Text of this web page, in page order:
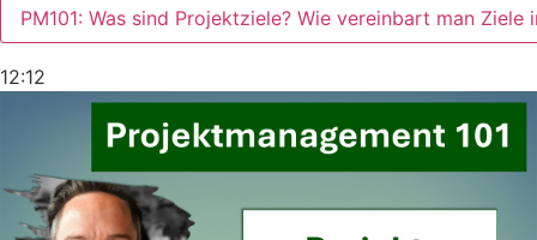
PM101: Was sind Projektziele? Wie vereinbart man Ziele
12:12